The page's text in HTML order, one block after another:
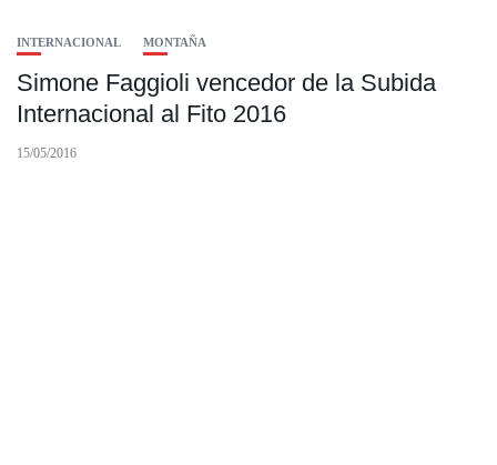
INTERNACIONAL MONTAÑA
Simone Faggioli vencedor de la Subida
Internacional al Fito 2016
15/05/2016